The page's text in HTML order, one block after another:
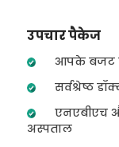
उपचार पैकेज
आपके बजट
सर्वश्रेष्ठ
एनएबीएच
अस्पताल